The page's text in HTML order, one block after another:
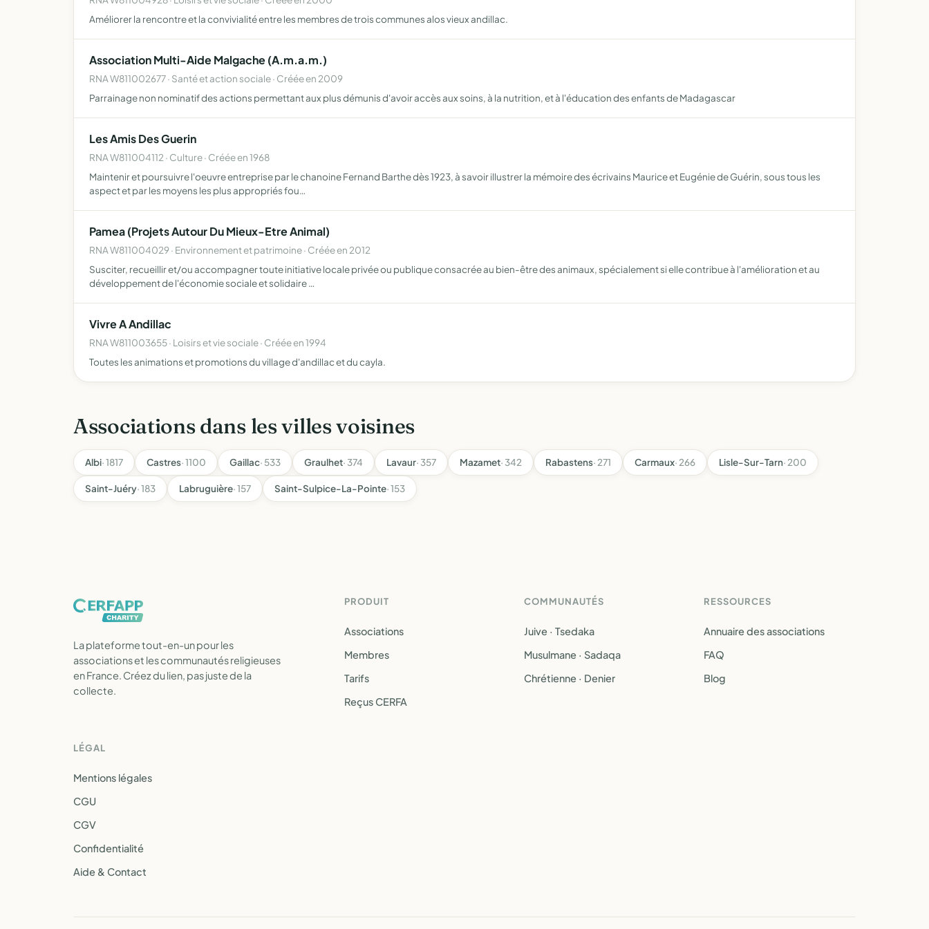
Améliorer la rencontre et la convivialité entre les membres de trois communes alos vieux andillac.
Association Multi-Aide Malgache (A.m.a.m.)
RNA W811002677 · Santé et action sociale · Créée en 2009
Parrainage non nominatif des actions permettant aux plus démunis d'avoir accès aux soins, à la nutrition, et à l'éducation des enfants de Madagascar
Les Amis Des Guerin
RNA W811004112 · Culture · Créée en 1968
Maintenir et poursuivre l'oeuvre entreprise par le chanoine Fernand Barthe dès 1923, à savoir illustrer la mémoire des écrivains Maurice et Eugénie de Guérin, sous tous les
aspect et par les moyens les plus appropriés fou…
Pamea (Projets Autour Du Mieux-Etre Animal)
RNA W811004029 · Environnement et patrimoine · Créée en 2012
Susciter, recueillir et/ou accompagner toute initiative locale privée ou publique consacrée au bien-être des animaux, spécialement si elle contribue à l'amélioration et au
développement de l'économie sociale et solidaire …
Vivre A Andillac
RNA W811003655 · Loisirs et vie sociale · Créée en 1994
Toutes les animations et promotions du village d'andillac et du cayla.
Associations dans les villes voisines
Albi· 1817 Castres· 1100 Gaillac· 533 Graulhet· 374 Lavaur· 357 Mazamet· 342 Rabastens· 271 Carmaux· 266 Lisle-Sur-Tarn· 200
Saint-Juéry· 183 Labruguière· 157 Saint-Sulpice-La-Pointe· 153
La plateforme tout-en-un pour les
associations et les communautés religieuses
en France. Créez du lien, pas juste de la
collecte.
PRODUIT
Associations
Membres
Tarifs
Reçus CERFA
COMMUNAUTÉS
Juive · Tsedaka
Musulmane · Sadaqa
Chrétienne · Denier
RESSOURCES
Annuaire des associations
FAQ
Blog
LÉGAL
Mentions légales
CGU
CGV
Confidentialité
Aide & Contact